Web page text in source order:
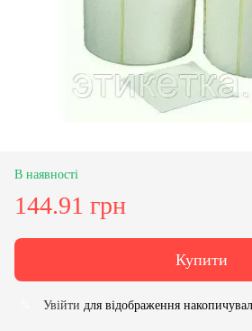
В наявності
144.91 грн
Купити
Увійти для відображення